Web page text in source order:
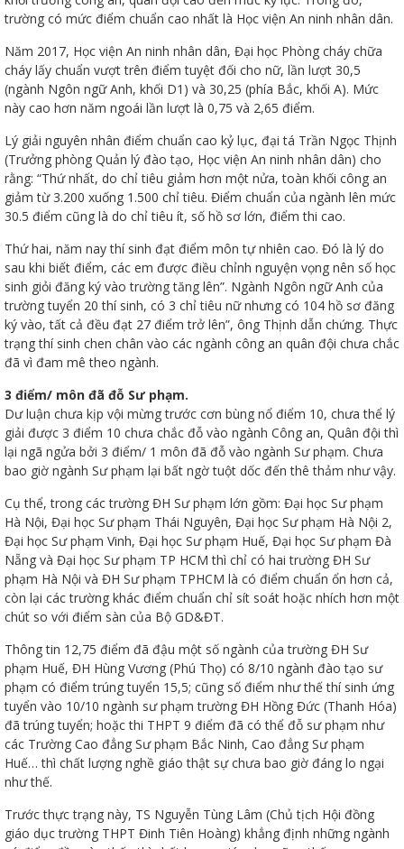
trường có mức điểm chuẩn cao nhất là Học viện An ninh nhân dân.
Năm 2017, Học viện An ninh nhân dân, Đại học Phòng cháy chữa
cháy lấy chuẩn vượt trên điểm tuyệt đối cho nữ, lần lượt 30,5
(ngành Ngôn ngữ Anh, khối D1) và 30,25 (phía Bắc, khối A). Mức
này cao hơn năm ngoái lần lượt là 0,75 và 2,65 điểm.
Lý giải nguyên nhân điểm chuẩn cao kỷ lục, đại tá Trần Ngọc Thịnh
(Trưởng phòng Quản lý đào tạo, Học viện An ninh nhân dân) cho
rằng: “Thứ nhất, do chỉ tiêu giảm hơn một nửa, toàn khối công an
giảm từ 3.200 xuống 1.500 chỉ tiêu. Điểm chuẩn của ngành lên mức
30.5 điểm cũng là do chỉ tiêu ít, số hồ sơ lớn, điểm thi cao.
Thứ hai, năm nay thí sinh đạt điểm môn tự nhiên cao. Đó là lý do
sau khi biết điểm, các em được điều chỉnh nguyện vọng nên số học
sinh giỏi đăng ký vào trường tăng lên”. Ngành Ngôn ngữ Anh của
trường tuyển 20 thí sinh, có 3 chỉ tiêu nữ nhưng có 104 hồ sơ đăng
ký vào, tất cả đều đạt 27 điểm trở lên”, ông Thịnh dẫn chứng. Thực
trạng thí sinh chen chân vào các ngành công an quân đội chưa chắc
đã vì đam mê theo ngành.
3 điểm/ môn đã đỗ Sư phạm.
Dư luận chưa kịp vội mừng trước cơn bùng nổ điểm 10, chưa thể lý
giải được 3 điểm 10 chưa chắc đỗ vào ngành Công an, Quân đội thì
lại ngã ngửa bởi 3 điểm/ 1 môn đã đỗ vào ngành Sư phạm. Chưa
bao giờ ngành Sư phạm lại bất ngờ tuột dốc đến thê thảm như vậy.
Cụ thể, trong các trường ĐH Sư phạm lớn gồm: Đại học Sư phạm
Hà Nội, Đại học Sư phạm Thái Nguyên, Đại học Sư phạm Hà Nội 2,
Đại học Sư phạm Vinh, Đại học Sư phạm Huế, Đại học Sư phạm Đà
Nẵng và Đại học Sư phạm TP HCM thì chỉ có hai trường ĐH Sư
phạm Hà Nội và ĐH Sư phạm TPHCM là có điểm chuẩn ổn hơn cả,
còn lại các trường khác điểm chuẩn chỉ sít soát hoặc nhích hơn một
chút so với điểm sàn của Bộ GD&ĐT.
Thông tin 12,75 điểm đã đậu một số ngành của trường ĐH Sư
phạm Huế, ĐH Hùng Vương (Phú Thọ) có 8/10 ngành đào tạo sư
phạm có điểm trúng tuyển 15,5; cũng số điểm như thế thí sinh ứng
tuyển vào 10/10 ngành sư phạm trường ĐH Hồng Đức (Thanh Hóa)
đã trúng tuyển; hoặc thi THPT 9 điểm đã có thể đỗ sư phạm như
các Trường Cao đẳng Sư phạm Bắc Ninh, Cao đẳng Sư phạm
Huế… thì chất lượng nghề giáo thật sự chưa bao giờ đáng lo ngại
như thế.
Trước thực trạng này, TS Nguyễn Tùng Lâm (Chủ tịch Hội đồng
giáo dục trường THPT Đinh Tiên Hoàng) khẳng định những ngành